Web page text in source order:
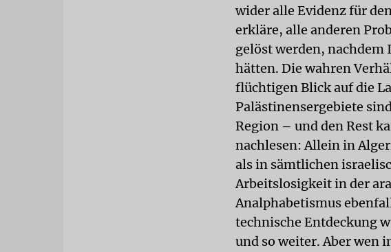
wider alle Evidenz für
erkläre, alle anderen
gelöst werden,
hätten. Die wahren
flüchtigen Blick auf die
Palästinensergebiete
Region – und den Rest
nachlesen: Allein in
als in sämtlichen
Arbeitslosigkeit in der
Analphabetismus
technische Entdeckung
und so weiter. Aber wen